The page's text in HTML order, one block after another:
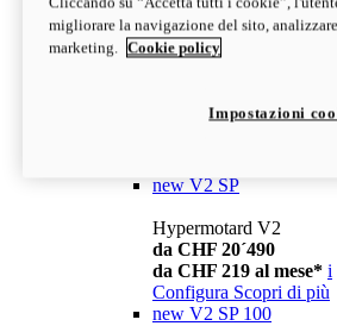
da CHF 13´990
Configura Scopri di più
newV2
da CHF 15´990
new V2 SP
Hypermotard V2
da CHF 20´490
da CHF 219 al mese* i
Configura Scopri di più
new V2 SP 100
migliorare la navigazione del sito,
marketing.
Cookie policy
Impostazioni